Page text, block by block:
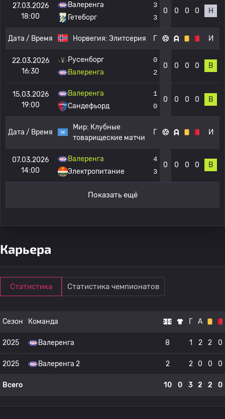
27.03.2026
18:00
Валеренга
Гетеборг
3
3
0 0 0 0 Н
Дата / Время Норвегия: Элитсерия Г И
22.03.2026
16:30
Русенборг
Валеренга
0
2
0 0 0 0 В
15.03.2026
19:00
Валеренга
Сандефьорд
1
0
0 0 0 0 В
Дата / Время
Мир: Клубные
товарищеские матчи
Г И
07.03.2026
14:00
Валеренга
Электропитание
4
3
0 0 0 0 В
Показать ещё
Карьера
Статистика Статистика чемпионатов
Сезон Команда Г А
2025 Валеренга 8 1 2 2 0
2025 Валеренга 2 2 2 0 0 0
Всего 10 0 3 2 2 0